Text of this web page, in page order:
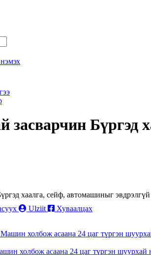
засварчин Бүргэд
хаалга, сейф, автомашиныг
Ulziit
Хуваалцах
холбож асаана 24 цаг түргэн шуурхай